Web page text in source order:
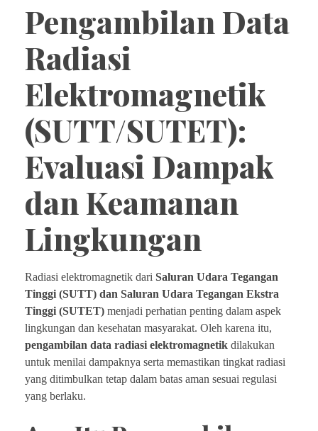
Pengambilan Data
Radiasi
Elektromagnetik
(SUTT/SUTET):
Evaluasi Dampak
dan Keamanan
Lingkungan
Radiasi elektromagnetik dari Saluran Udara Tegangan
Tinggi (SUTT) dan Saluran Udara Tegangan Ekstra
Tinggi (SUTET) menjadi perhatian penting dalam aspek
lingkungan dan kesehatan masyarakat. Oleh karena itu,
pengambilan data radiasi elektromagnetik dilakukan
untuk menilai dampaknya serta memastikan tingkat radiasi
yang ditimbulkan tetap dalam batas aman sesuai regulasi
yang berlaku.